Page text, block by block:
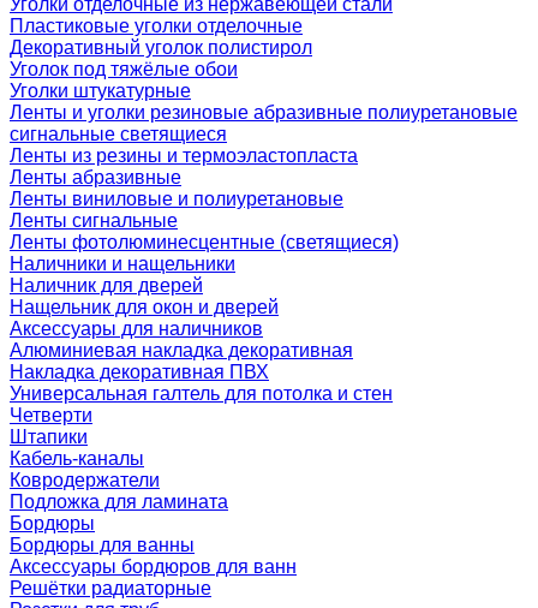
Уголки отделочные из нержавеющей стали
Пластиковые уголки отделочные
Декоративный уголок полистирол
Уголок под тяжёлые обои
Уголки штукатурные
Ленты и уголки резиновые абразивные полиуретановые
сигнальные светящиеся
Ленты из резины и термоэластопласта
Ленты абразивные
Ленты виниловые и полиуретановые
Ленты сигнальные
Ленты фотолюминесцентные (светящиеся)
Наличники и нащельники
Наличник для дверей
Нащельник для окон и дверей
Аксессуары для наличников
Алюминиевая накладка декоративная
Накладка декоративная ПВХ
Универсальная галтель для потолка и стен
Четверти
Штапики
Кабель-каналы
Ковродержатели
Подложка для ламината
Бордюры
Бордюры для ванны
Аксессуары бордюров для ванн
Решётки радиаторные